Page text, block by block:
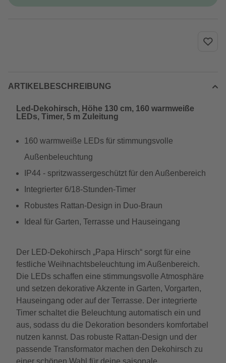
ARTIKELBESCHREIBUNG
Led-Dekohirsch, Höhe 130 cm, 160 warmweiße
LEDs, Timer, 5 m Zuleitung
160 warmweiße LEDs für stimmungsvolle
Außenbeleuchtung
IP44 - spritzwassergeschützt für den Außenbereich
Integrierter 6/18-Stunden-Timer
Robustes Rattan-Design in Duo-Braun
Ideal für Garten, Terrasse und Hauseingang
Der LED-Dekohirsch „Papa Hirsch“ sorgt für eine
festliche Weihnachtsbeleuchtung im Außenbereich.
Die LEDs schaffen eine stimmungsvolle Atmosphäre
und setzen dekorative Akzente in Garten, Vorgarten,
Hauseingang oder auf der Terrasse. Der integrierte
Timer schaltet die Beleuchtung automatisch ein und
aus, sodass du die Dekoration besonders komfortabel
nutzen kannst. Das robuste Rattan-Design und der
passende Transformator machen den Dekohirsch zu
einer schönen Wahl für deine saisonale